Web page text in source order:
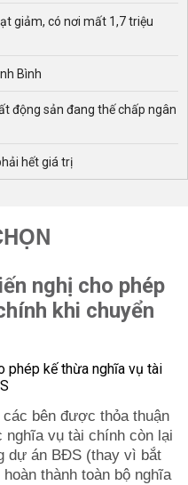
giảm, có nơi mất 1,7 triệu
Bình
động sản đang thế chấp ngân
hết giá trị
nghị cho phép
khi chuyển
bên được thỏa thuận
vụ tài chính còn lại
dự án BĐS (thay vì bắt
thành toàn bộ nghĩa